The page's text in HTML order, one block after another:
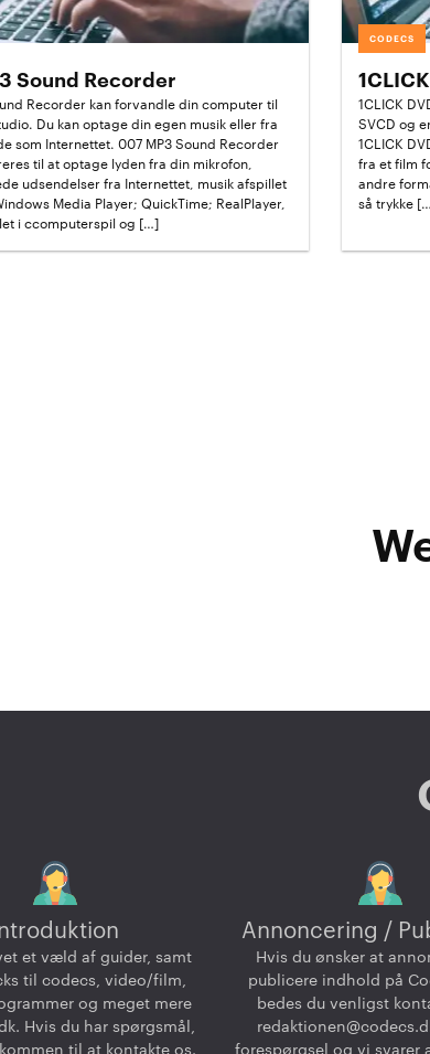
Sound Recorder
Recorder kan forvandle din computer til
Du kan optage din egen musik eller fra
som Internettet. 007 MP3 Sound Recorder
til at optage lyden fra din mikrofon,
udsendelser fra Internettet, musik afspillet
Media Player; QuickTime; RealPlayer,
i ccomputerspil og […]
CODECS
1CLICK
SVCD og
1CLICK
fra et film
andre
så trykke
et væld af guider, samt
til codecs, video/film,
og meget mere
Hvis du har spørgsmål,
til at kontakte os.
Annoncering /
Hvis du ønsker at
publicere indhold på
bedes du venligst
forespørgsel og vi svarer